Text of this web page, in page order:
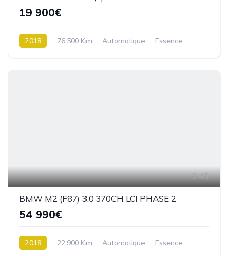
19 900€
2018 76,500 Km Automatique
Essence
45
BMW M2 (F87) 3.0 370CH LCI PHASE 2
54 990€
2018 22,900 Km Automatique
Essence